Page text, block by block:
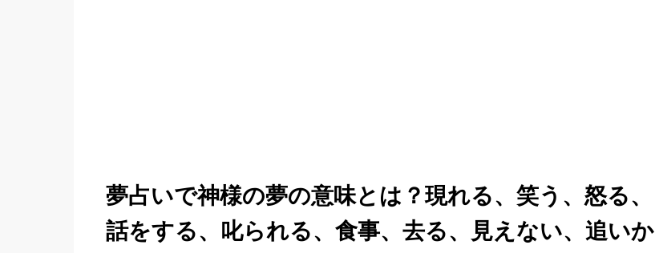
夢占いで神様の夢の意味とは？現れる、笑う、怒る、
話をする、叱られる、食事、去る、見えない、追いか